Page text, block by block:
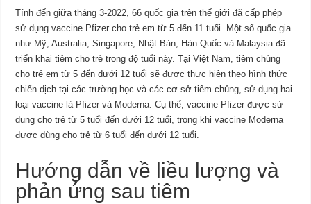
Tính đến giữa tháng 3-2022, 66 quốc gia trên thế giới đã cấp phép
sử dụng vaccine Pfizer cho trẻ em từ 5 đến 11 tuổi. Một số quốc gia
như Mỹ, Australia, Singapore, Nhật Bản, Hàn Quốc và Malaysia đã
triển khai tiêm cho trẻ trong độ tuổi này. Tại Việt Nam, tiêm chủng
cho trẻ em từ 5 đến dưới 12 tuổi sẽ được thực hiện theo hình thức
chiến dịch tại các trường học và các cơ sở tiêm chủng, sử dụng hai
loại vaccine là Pfizer và Moderna. Cụ thể, vaccine Pfizer được sử
dụng cho trẻ từ 5 tuổi đến dưới 12 tuổi, trong khi vaccine Moderna
được dùng cho trẻ từ 6 tuổi đến dưới 12 tuổi.
Hướng dẫn về liều lượng và
phản ứng sau tiêm